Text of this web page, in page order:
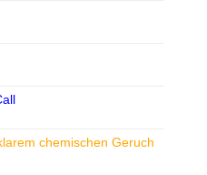
chemischen Geruch